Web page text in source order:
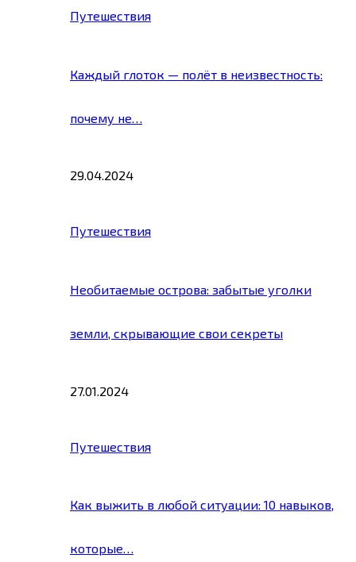
Путешествия
Каждый глоток — полёт в неизвестность:
почему не…
29.04.2024
Путешествия
Необитаемые острова: забытые уголки
земли, скрывающие свои секреты
27.01.2024
Путешествия
Как выжить в любой ситуации: 10 навыков,
которые…